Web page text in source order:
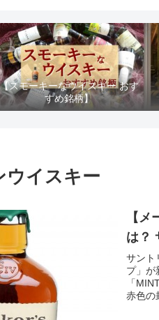
【スモーキーなウイスキー おす
すめ銘柄】
ウイスキー
【
は？
サント
プ」が
「
赤色の